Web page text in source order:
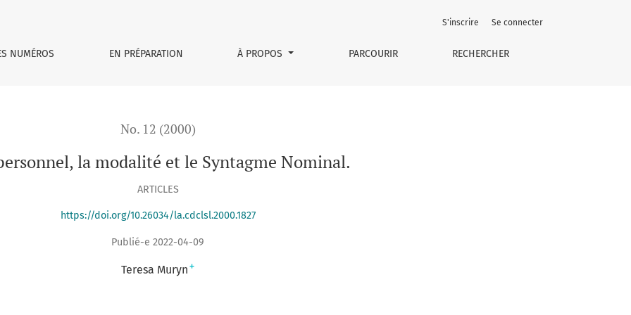
Nominal.
NUMÉROS EN PRÉPARATION À PROPOS PARCOURIR RECHERCHER
S'inscrire Se connecter
No. 12 (2000)
la modalité et le Syntagme Nominal.
ARTICLES
https://doi.org/10.26034/la.cdclsl.2000.1827
Publié-e 2022-04-09
Teresa Muryn +